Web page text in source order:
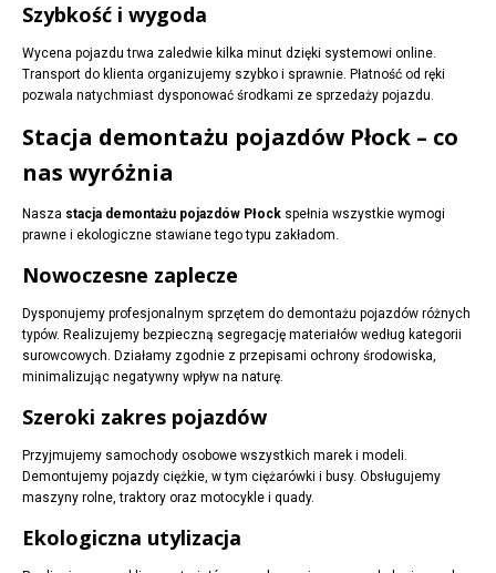
Szybkość i wygoda
Wycena pojazdu trwa zaledwie kilka minut dzięki systemowi online.
Transport do klienta organizujemy szybko i sprawnie. Płatność od ręki
pozwala natychmiast dysponować środkami ze sprzedaży pojazdu.
Stacja demontażu pojazdów Płock – co
nas wyróżnia
Nasza stacja demontażu pojazdów Płock spełnia wszystkie wymogi
prawne i ekologiczne stawiane tego typu zakładom.
Nowoczesne zaplecze
Dysponujemy profesjonalnym sprzętem do demontażu pojazdów różnych
typów. Realizujemy bezpieczną segregację materiałów według kategorii
surowcowych. Działamy zgodnie z przepisami ochrony środowiska,
minimalizując negatywny wpływ na naturę.
Szeroki zakres pojazdów
Przyjmujemy samochody osobowe wszystkich marek i modeli.
Demontujemy pojazdy ciężkie, w tym ciężarówki i busy. Obsługujemy
maszyny rolne, traktory oraz motocykle i quady.
Ekologiczna utylizacja